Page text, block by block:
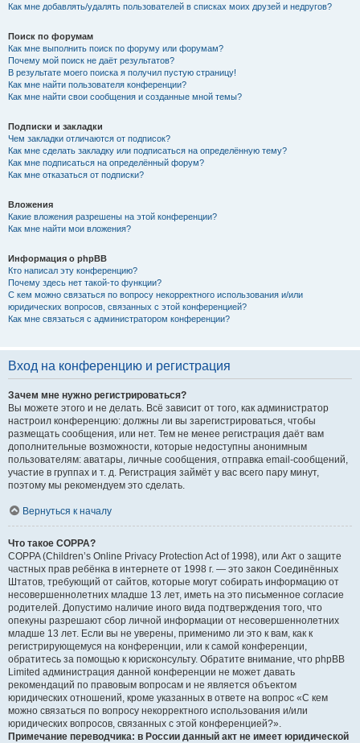
Как мне добавлять/удалять пользователей в списках моих друзей и недругов?
Поиск по форумам
Как мне выполнить поиск по форуму или форумам?
Почему мой поиск не даёт результатов?
В результате моего поиска я получил пустую страницу!
Как мне найти пользователя конференции?
Как мне найти свои сообщения и созданные мной темы?
Подписки и закладки
Чем закладки отличаются от подписок?
Как мне сделать закладку или подписаться на определённую тему?
Как мне подписаться на определённый форум?
Как мне отказаться от подписки?
Вложения
Какие вложения разрешены на этой конференции?
Как мне найти мои вложения?
Информация о phpBB
Кто написал эту конференцию?
Почему здесь нет такой-то функции?
С кем можно связаться по вопросу некорректного использования и/или
юридических вопросов, связанных с этой конференцией?
Как мне связаться с администратором конференции?
Вход на конференцию и регистрация
Зачем мне нужно регистрироваться?
Вы можете этого и не делать. Всё зависит от того, как администратор
настроил конференцию: должны ли вы зарегистрироваться, чтобы
размещать сообщения, или нет. Тем не менее регистрация даёт вам
дополнительные возможности, которые недоступны анонимным
пользователям: аватары, личные сообщения, отправка email-сообщений,
участие в группах и т. д. Регистрация займёт у вас всего пару минут,
поэтому мы рекомендуем это сделать.
Вернуться к началу
Что такое COPPA?
COPPA (Children’s Online Privacy Protection Act of 1998), или Акт о защите
частных прав ребёнка в интернете от 1998 г. — это закон Соединённых
Штатов, требующий от сайтов, которые могут собирать информацию от
несовершеннолетних младше 13 лет, иметь на это письменное согласие
родителей. Допустимо наличие иного вида подтверждения того, что
опекуны разрешают сбор личной информации от несовершеннолетних
младше 13 лет. Если вы не уверены, применимо ли это к вам, как к
регистрирующемуся на конференции, или к самой конференции,
обратитесь за помощью к юрисконсульту. Обратите внимание, что phpBB
Limited администрация данной конференции не может давать
рекомендаций по правовым вопросам и не является объектом
юридических отношений, кроме указанных в ответе на вопрос «С кем
можно связаться по вопросу некорректного использования и/или
юридических вопросов, связанных с этой конференцией?».
Примечание переводчика: в России данный акт не имеет юридической